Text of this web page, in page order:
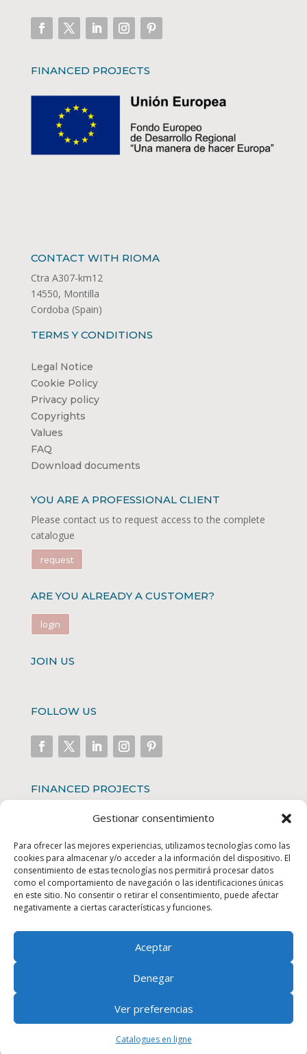
Gestionar consentimiento
Para ofrecer las mejores experiencias, utilizamos tecnologías como las
cookies para almacenar y/o acceder a la información del dispositivo. El
consentimiento de estas tecnologías nos permitirá procesar datos
como el comportamiento de navegación o las identificaciones únicas
en este sitio. No consentir o retirar el consentimiento, puede afectar
negativamente a ciertas características y funciones.
Aceptar
Denegar
Ver preferencias
Catalogues en ligne
FINANCED PROJECTS
CONTACT WITH RIOMA
Ctra A307-km12
14550, Montilla
Cordoba (Spain)
TERMS Y CONDITIONS
Legal Notice
Cookie Policy
Privacy policy
Copyrights
Values
FAQ
Download documents
YOU ARE A PROFESSIONAL CLIENT
Please contact us to request access to the complete
catalogue
request
ARE YOU ALREADY A CUSTOMER?
login
JOIN US
FOLLOW US
FINANCED PROJECTS